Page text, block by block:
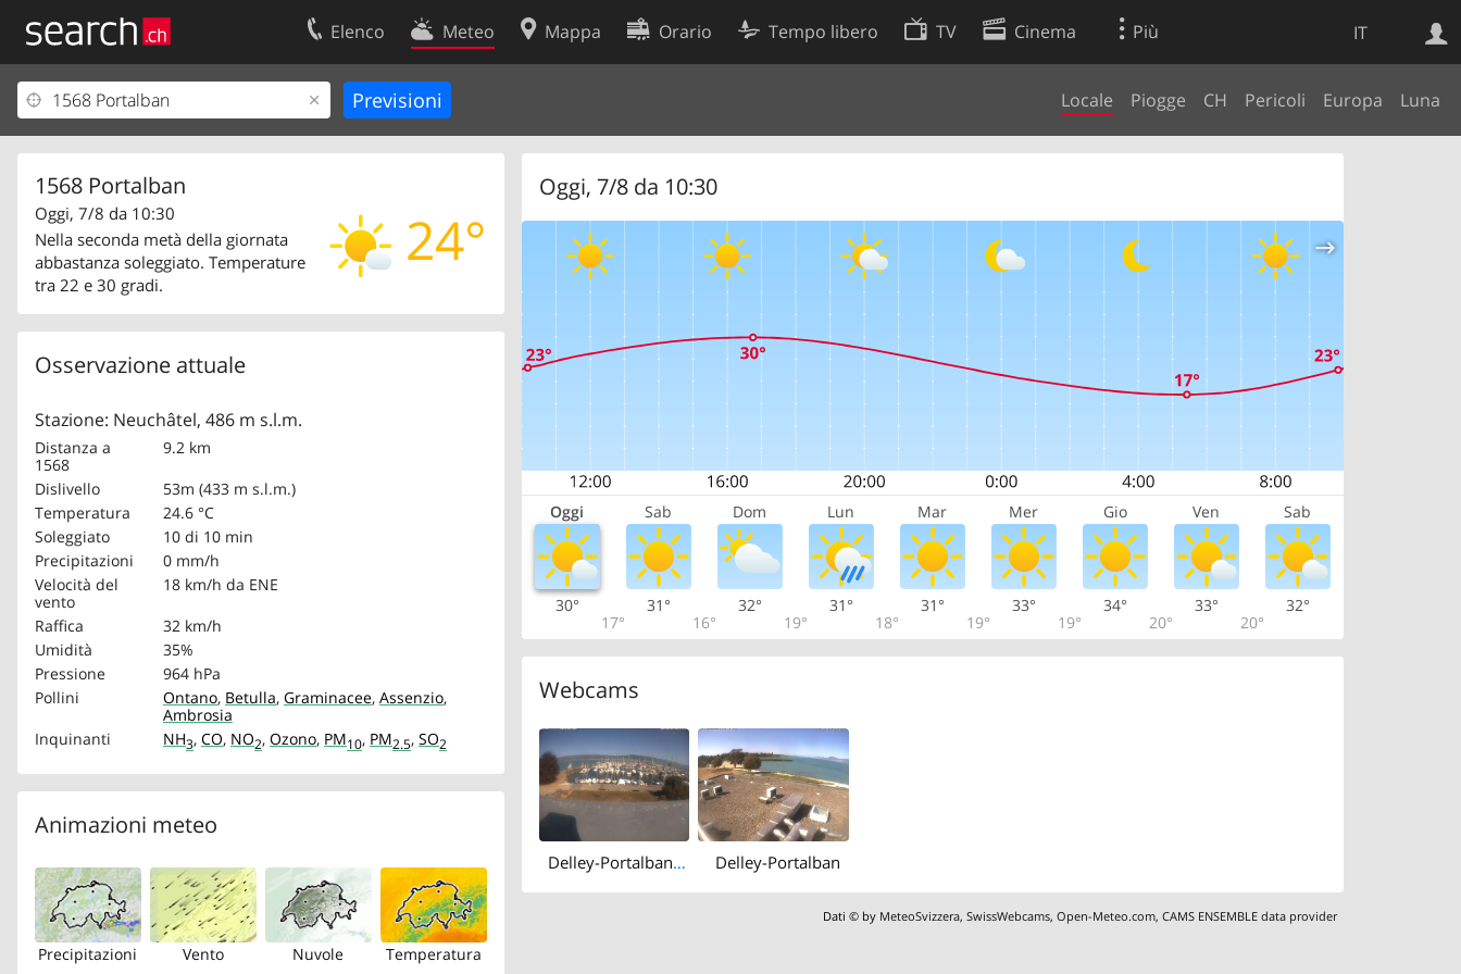
IT
Elenco Meteo Mappa Orario Tempo libero TV Cinema Più
Locale Piogge CH Pericoli Europa Luna
1568 Portalban
24°
Oggi, 7/8 da 10:30
Nella seconda metà della giornata
abbastanza soleggiato. Temperature
tra 22 e 30 gradi.
Osservazione attuale
Stazione: Neuchâtel, 486 m s.l.m.
Distanza a
1568
9.2 km
Dislivello
53m (433 m s.l.m.)
Temperatura
24.6 °C
Soleggiato
10 di 10 min
Precipitazioni
0 mm/h
Velocità del
vento
18 km/h da ENE
Raffica
32 km/h
Umidità
35%
Pressione
964 hPa
Pollini
Ontano, Betulla, Graminacee, Assenzio,
Ambrosia
Inquinanti
NH3, CO, NO2, Ozono, PM10, PM2.5, SO2
Animazioni meteo
Precipitazioni Vento Nuvole Temperatura
Oggi, 7/8 da 10:30
Oggi Sab Dom Lun Mar Mer Gio Ven Sab
30°
17°
31°
16°
32°
19°
31°
18°
31°
19°
33°
19°
34°
20°
33°
20°
32°
Webcams
Delley-Portalban: Lake Neuchâtel Delley-Portalban
Dati © by MeteoSvizzera,SwissWebcams,Open-Meteo.com,CAMS ENSEMBLE data provider
Ricerca Web
Il vostro profolio
Area clienti
Informazioni Legali
Contatti
Condizioni d’uso
Preferenze cookie